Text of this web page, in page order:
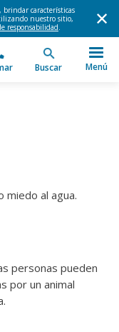
brindar características
nuestro sitio,
responsabilidad.
Buscar Menú
miedo al agua.
personas pueden
por un animal